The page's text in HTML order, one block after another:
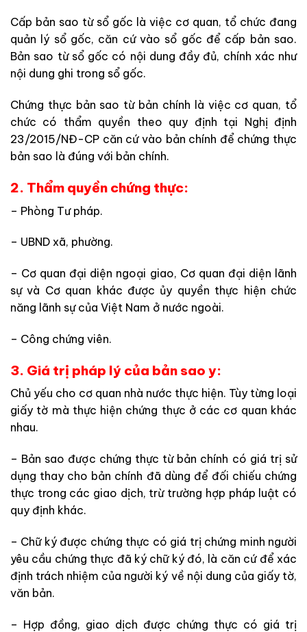
Cấp bản sao từ sổ gốc là việc cơ quan, tổ chức đang
quản lý sổ gốc, căn cứ vào sổ gốc để cấp bản sao.
Bản sao từ sổ gốc có nội dung đầy đủ, chính xác như
nội dung ghi trong sổ gốc.
Chứng thực bản sao từ bản chính là việc cơ quan, tổ
chức có thẩm quyền theo quy định tại Nghị định
23/2015/NĐ-CP căn cứ vào bản chính để chứng thực
bản sao là đúng với bản chính.
2. Thẩm quyền chứng thực:
– Phòng Tư pháp.
– UBND xã, phường.
– Cơ quan đại diện ngoại giao, Cơ quan đại diện lãnh
sự và Cơ quan khác được ủy quyền thực hiện chức
năng lãnh sự của Việt Nam ở nước ngoài.
– Công chứng viên.
3. Giá trị pháp lý của bản sao y:
Chủ yếu cho cơ quan nhà nước thực hiện. Tùy từng loại
giấy tờ mà thực hiện chứng thực ở các cơ quan khác
nhau.
– Bản sao được chứng thực từ bản chính có giá trị sử
dụng thay cho bản chính đã dùng để đối chiếu chứng
thực trong các giao dịch, trừ trường hợp pháp luật có
quy định khác.
– Chữ ký được chứng thực có giá trị chứng minh người
yêu cầu chứng thực đã ký chữ ký đó, là căn cứ để xác
định trách nhiệm của người ký về nội dung của giấy tờ,
văn bản.
– Hợp đồng, giao dịch được chứng thực có giá trị